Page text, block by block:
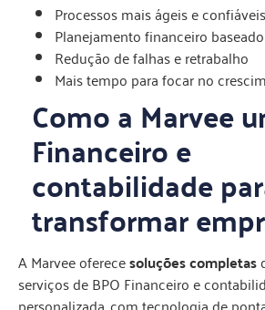
Processos mais ágeis e confiáveis
Planejamento financeiro
Redução de falhas e retrabalho
Mais tempo para focar no
Como a Marvee
Financeiro e
contabilidade
transformar
A Marvee oferecesoluções completas
serviços de BPO Financeiro e